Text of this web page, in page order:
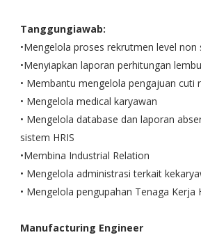
Tanggungiawab:
•Mengelola proses rekrutmen level non
•Menyiapkan laporan perhitungan
• Membantu mengelola pengajuan cuti
• Mengelola medical karyawan
• Mengelola database dan laporan
sistem HRIS
•Membina Industrial Relation
• Mengelola administrasi terkait
• Mengelola pengupahan Tenaga Kerja
Manufacturing Engineer